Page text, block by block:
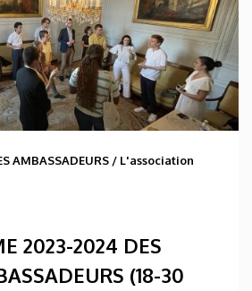
AMBASSADEURS / L'association
2023-2024 DES
(18-30